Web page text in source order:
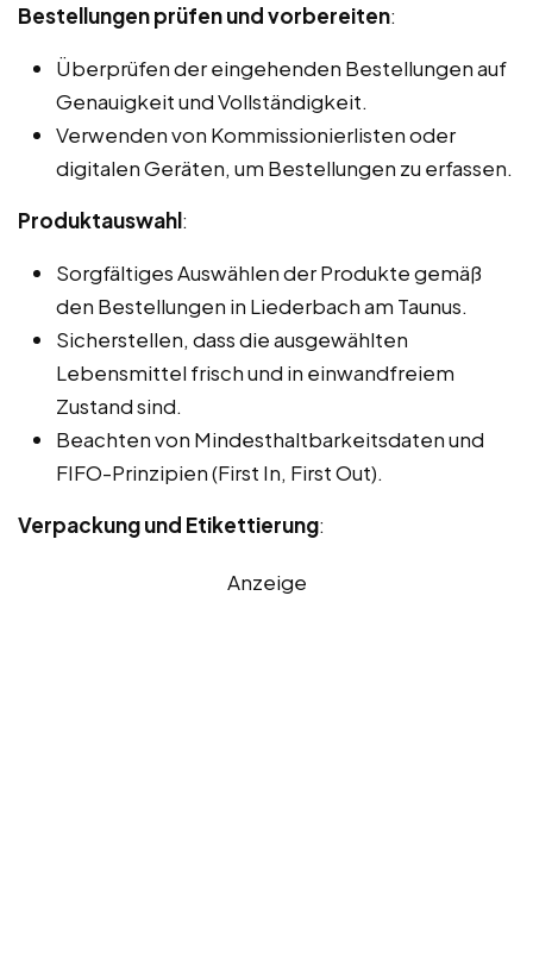
Bestellungen prüfen und vorbereiten:
Überprüfen der eingehenden Bestellungen auf
Genauigkeit und Vollständigkeit.
Verwenden von Kommissionierlisten oder
digitalen Geräten, um Bestellungen zu erfassen.
Produktauswahl:
Sorgfältiges Auswählen der Produkte gemäß
den Bestellungen in Liederbach am Taunus.
Sicherstellen, dass die ausgewählten
Lebensmittel frisch und in einwandfreiem
Zustand sind.
Beachten von Mindesthaltbarkeitsdaten und
FIFO-Prinzipien (First In, First Out).
Verpackung und Etikettierung:
Anzeige